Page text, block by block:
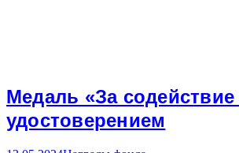
Медаль «За
удостоверением